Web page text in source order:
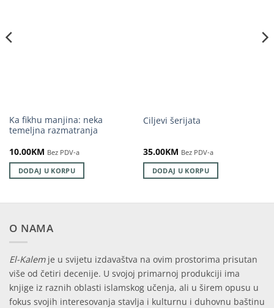
Ka fikhu manjina: neka
temeljna razmatranja
10.00KM Bez PDV-a
DODAJ U KORPU
Ciljevi šerijata
35.00KM Bez PDV-a
DODAJ U KORPU
O NAMA
El-Kalemje u svijetu izdavaštva na ovim prostorima prisutan
više od četiri decenije. U svojoj primarnoj produkciji ima
knjige iz raznih oblasti islamskog učenja, ali u širem opusu u
fokus svojih interesovanja stavlja i kulturnu i duhovnu baštinu